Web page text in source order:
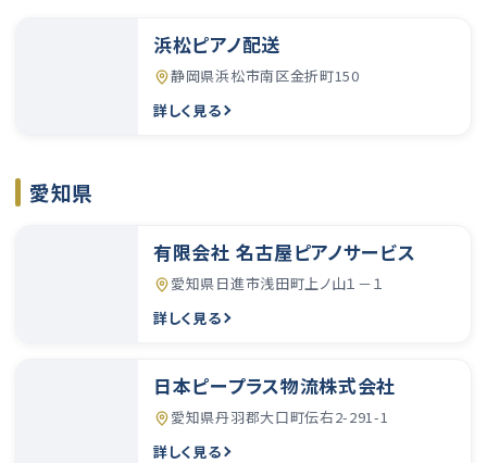
浜松ピアノ配送
静岡県浜松市南区金折町150
詳しく見る
愛知県
有限会社 名古屋ピアノサービス
愛知県日進市浅田町上ノ山１－１
詳しく見る
日本ピープラス物流株式会社
愛知県丹羽郡大口町伝右2-291-1
詳しく見る